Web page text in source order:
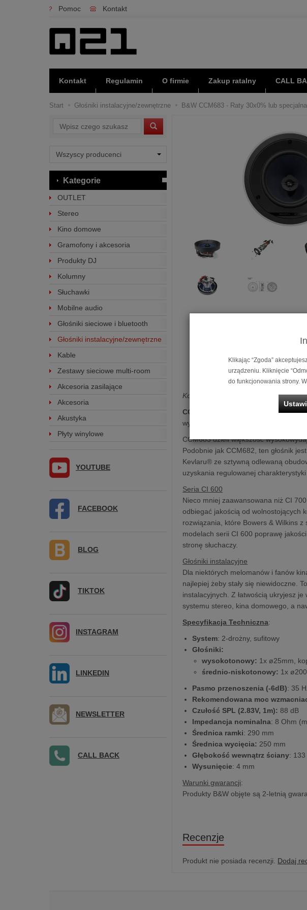
Pomoc Kontakt
Kontakt Regulamin O firmie Zakup ratalny CALL
Start Głośniki instalacyjne/zewnętrzne B&W CCM683 - Raty 30x0% lub
Kolumna głośnikowa instalacyjna
CCM683
jest wyposażony w 200-
wysokotonową Nautilus, która obraca
CCM683 dzieli większość
Podobnie jak CCM682, ten głośnik
Kevlaru® ze sztywną odlewaną
uzyskania regulowanej
Seria CI 600
Nieco mniej zaawansowana niż CI
odbiegać jakością od wolnostojących
rozwiązania, które Bowers & Wilkins
modelach serii CI 600 poprawę
stronę słuchaczy.
Głośniki instalacyjne
Dla niektórych melomanów i fanów
najlepiej żeby stały się niewidoczne.
instalacyjnych. Z łatwością ukryjesz
systemu stereo, kina domowego, a
Specyfikacja Techniczna:
System: 2-drożny, sufitowy
Głośniki:
wysokotonowy: 1x ø25mm,
średnio-niskotonowy: 1x
Pasmo przenoszenia (-6dB): 35
Rekomendowana moc
Czułość SPL (2.83V, 1m): 88 dB
Impedancja nominalna: 8 Ohm
Średnica ramki: 290 mm
Średnica wycięcia: 250 mm
Głębokość wewnątrz ściany: 133
Wysunięcie: 4 mm
Warunki gwarancji:
Produkty B&W objęte są 2-letnią
Recenzje
Produkt nie posiada recenzji. Dodaj
Wyszukaj
Kategorie
OUTLET
Stereo
Kino domowe
Gramofony i akcesoria
Produkty DJ
Kolumny
Słuchawki
Mobilne audio
Głośniki sieciowe i bluetooth
Głośniki instalacyjne/zewnętrzne
Kable
Zestawy sieciowe multi-room
Akcesoria zasilające
Akcesoria
Akustyka
Płyty winylowe
YOUTUBE
FACEBOOK
BLOG
TIKTOK
INSTAGRAM
LINKEDIN
NEWSLETTER
CALL BACK
Klikając “Zgoda”
urządzeniu. Kliknięcie
do funkcjonowania strony.